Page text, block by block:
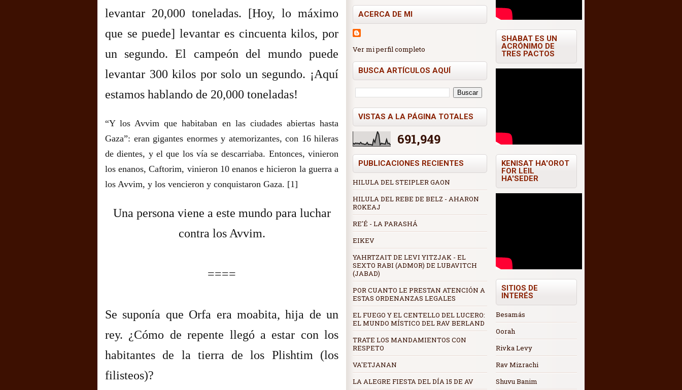
levantar 20,000 toneladas. [Hoy, lo máximo
que se puede] levantar es cincuenta kilos, por
un segundo. El campeón del mundo puede
levantar 300 kilos por solo un segundo. ¡Aquí
estamos hablando de 20,000 toneladas!
“Y los Avvim que habitaban en las ciudades abiertas hasta
Gaza”: eran gigantes enormes y atemorizantes, con 16 hileras
de dientes, y el que los vía se descarriaba. Entonces, vinieron
los enanos, Caftorim, vinieron 10 enanos e hicieron la guerra a
los Avvim, y los vencieron y conquistaron Gaza. [1]
Una persona viene a este mundo para luchar
contra los Avvim.
====
Se suponía que Orfa era moabita, hija de un
rey. ¿Cómo de repente llegó a estar con los
habitantes de la tierra de los Plishtim (los
filisteos)?
ACERCA DE MI
Ver mi perfil completo
BUSCA ARTÍCULOS AQUÍ
VISTAS A LA PÁGINA TOTALES
691,949
PUBLICACIONES RECIENTES
HILULA DEL STEIPLER GAON
HILULA DEL REBE DE BELZ - AHARON
ROKEAJ
RE'É - LA PARASHÁ
EIKEV
YAHRTZAIT DE LEVI YITZJAK - EL
SEXTO RABI (ADMOR) DE LUBAVITCH
(JABAD)
POR CUANTO LE PRESTAN ATENCIÓN A
ESTAS ORDENANZAS LEGALES
EL FUEGO Y EL CENTELLO DEL LUCERO:
EL MUNDO MÍSTICO DEL RAV BERLAND
TRATE LOS MANDAMIENTOS CON
RESPETO
VA'ETJANAN
LA ALEGRE FIESTA DEL DÍA 15 DE AV
SHABAT ES UN
ACRÓNIMO DE
TRES PACTOS
KENISAT HA'OROT
FOR LEIL
HA'SEDER
SITIOS DE
INTERÉS
Besamás
Oorah
Rivka Levy
Rav Mizrachi
Shuvu Banim